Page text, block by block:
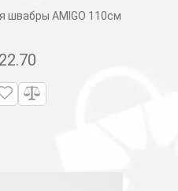
швабры AMIGO 110см
22.70